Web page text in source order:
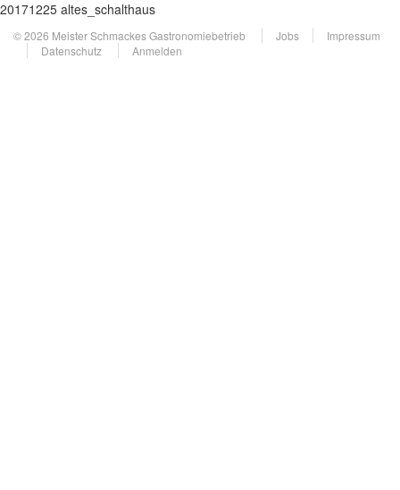
20171225 altes_schalthaus
© 2026 Meister Schmackes Gastronomiebetrieb Jobs
Impressum
Datenschutz
Anmelden